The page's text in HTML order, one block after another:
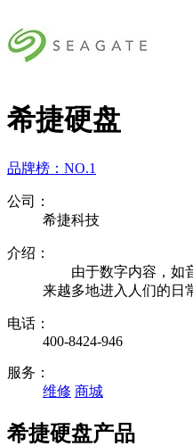
希捷硬盘
品牌榜： NO.1
公司：
希捷科技
介绍：
由于数字内容，如音
来越多地进入人们的日
电话：
400-8424-946
服务：
维修 商城
希捷硬盘产品